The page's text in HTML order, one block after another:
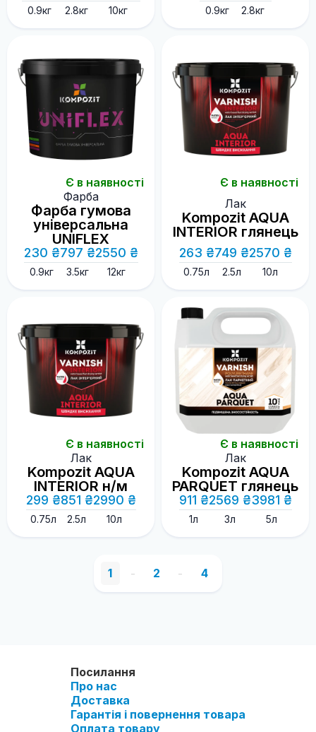
0.9кг 2.8кг 10кг 0.9кг 2.8кг
Є в наявності
Фарба
Фарба гумова
універсальна
UNIFLEX
230 ₴
0.9кг
797 ₴
3.5кг
2550 ₴
12кг
Є в наявності
Лак
Kompozit AQUA
INTERIOR глянець
263 ₴
0.75л
749 ₴
2.5л
2570 ₴
10л
Є в наявності
Лак
Kompozit AQUA
INTERIOR н/м
299 ₴
0.75л
851 ₴
2.5л
2990 ₴
10л
Є в наявності
Лак
Kompozit AQUA
PARQUET глянець
911 ₴
1л
2569 ₴
3л
3981 ₴
5л
1 - 2 - 4
Посилання
Про нас
Доставка
Гарантія і повернення товара
Оплата товару